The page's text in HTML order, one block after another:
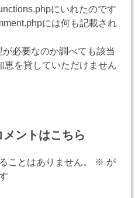
にいれたのです
には何も記載され
必要なのか調べても該当
恵を貸していただけません
ントはこちら
ことはありません。 ※ が